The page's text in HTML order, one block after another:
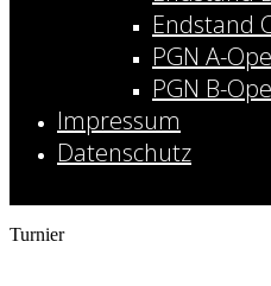
Endstand
PGN A-
PGN B-
Impressum
Datenschutz
Turnier